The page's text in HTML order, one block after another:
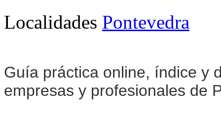
Localidades Pontevedra
Guía práctica online, índice y
empresas y profesionales de